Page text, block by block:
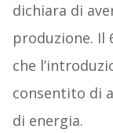
dichiara di
produzione. Il
che
consentito di
di energia.